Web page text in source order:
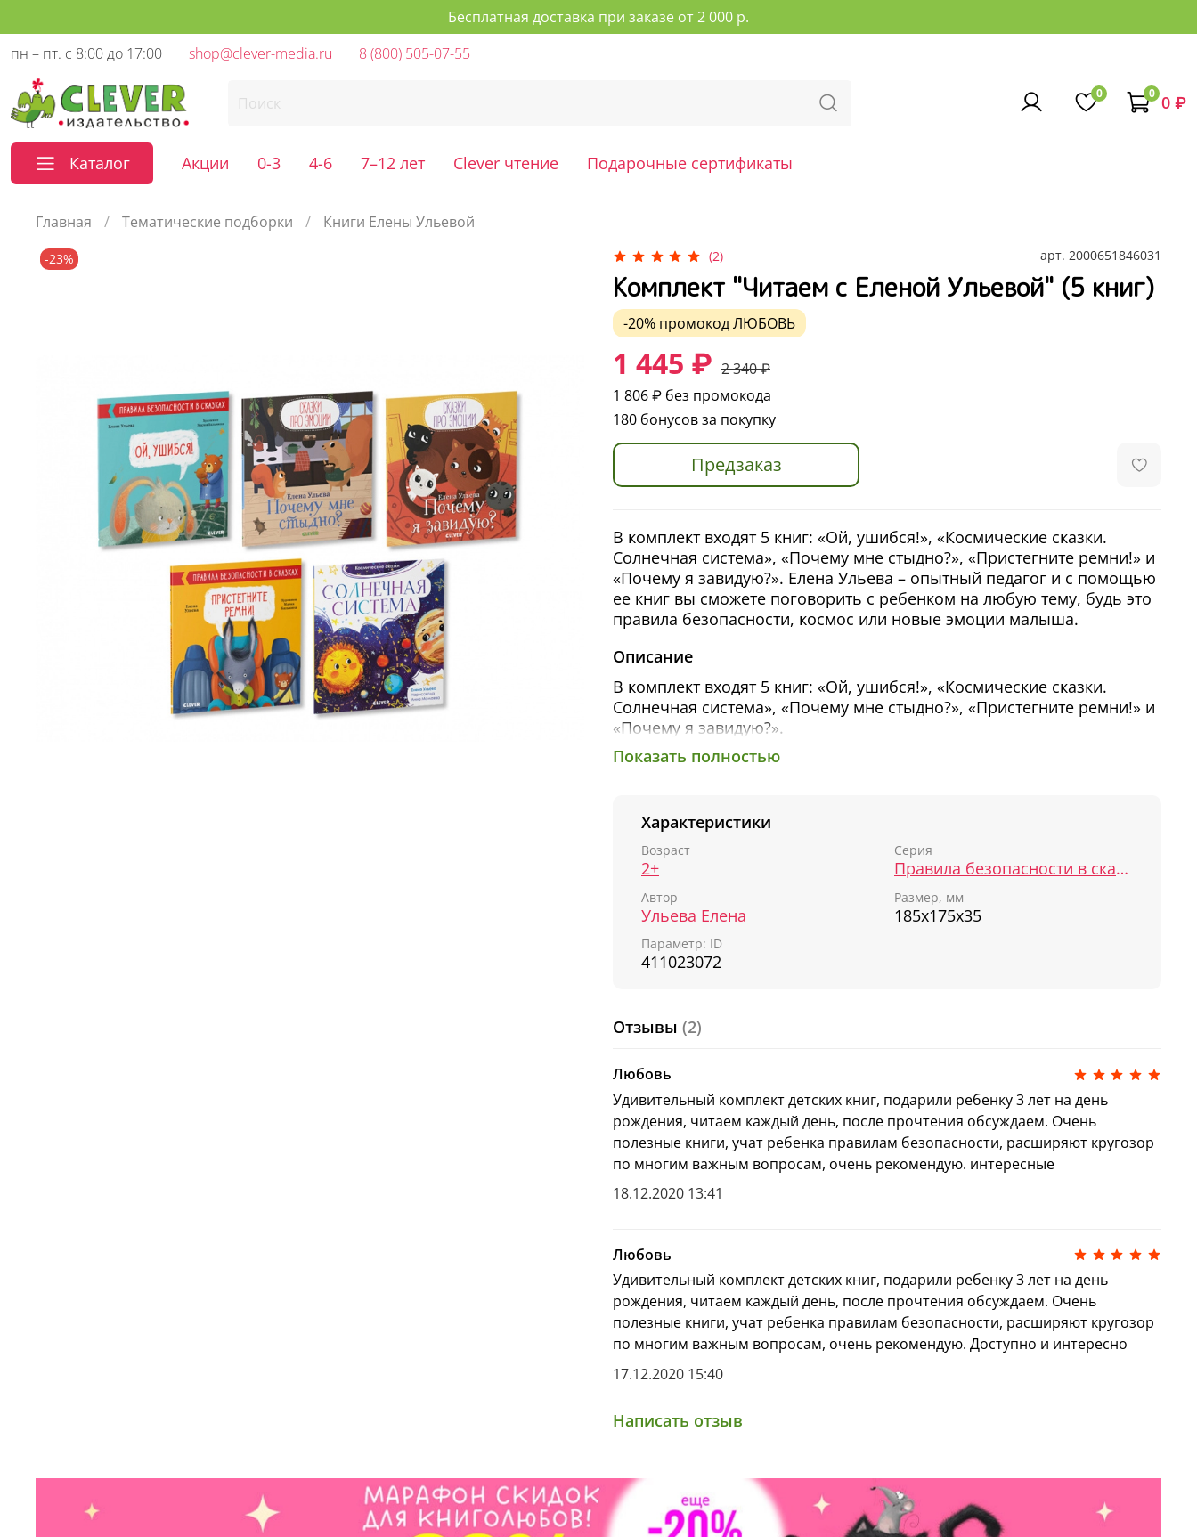
Бесплатная доставка при заказе от 2 000 р.
пн – пт. с 8:00 до 17:00
shop@clever-media.ru 8 (800) 505-07-55
0 0 0 ₽
Каталог Акции 0-3 4-6 7–12 лет Clever чтение Подарочные сертификаты
Главная Тематические подборки Книги Елены Ульевой
-23% (2) арт. 2000651846031
Комплект "Читаем с Еленой Ульевой" (5 книг)
-20% промокодЛЮБОВЬ
1 445 ₽ 2 340 ₽
1 806 ₽ без промокода
180 бонусов за покупку
Предзаказ
В комплект входят 5 книг: «Ой, ушибся!», «Космические сказки.
Солнечная система», «Почему мне стыдно?», «Пристегните ремни!» и
«Почему я завидую?». Елена Ульева – опытный педагог и с помощью
ее книг вы сможете поговорить с ребенком на любую тему, будь это
правила безопасности, космос или новые эмоции малыша.
Описание
В комплект входят 5 книг: «Ой, ушибся!», «Космические сказки.
Солнечная система», «Почему мне стыдно?», «Пристегните ремни!» и
«Почему я завидую?».
Показать полностью
Характеристики
Возраст
2+
Серия
Правила безопасности в сказках
Автор
Ульева Елена
Размер, мм
185х175х35
Параметр: ID
411023072
Отзывы (2)
Любовь
Удивительный комплект детских книг, подарили ребенку 3 лет на день
рождения, читаем каждый день, после прочтения обсуждаем. Очень
полезные книги, учат ребенка правилам безопасности, расширяют кругозор
по многим важным вопросам, очень рекомендую. интересные
18.12.2020 13:41
Любовь
Удивительный комплект детских книг, подарили ребенку 3 лет на день
рождения, читаем каждый день, после прочтения обсуждаем. Очень
полезные книги, учат ребенка правилам безопасности, расширяют кругозор
по многим важным вопросам, очень рекомендую. Доступно и интересно
17.12.2020 15:40
Написать отзыв